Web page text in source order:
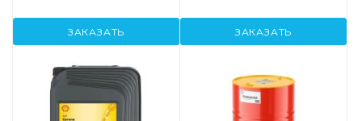
ЗАКАЗАТЬ ЗАКАЗАТЬ